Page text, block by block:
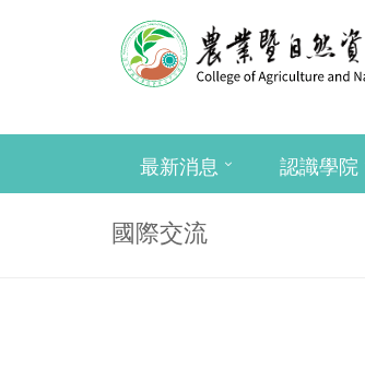
最新消息 認識學院
國際交流